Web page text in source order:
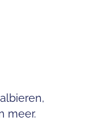
meer.